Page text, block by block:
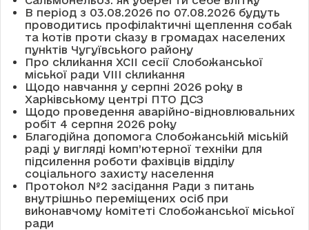
В період з 03.08.2026 по 07.08.2026 будуть
проводитись профілактичні щеплення собак
та котів проти сказу в громадах населених
пунктів Чугуївського району
Про скликання XCII сесії Слобожанської
міської ради VIII скликання
Щодо навчання у серпні 2026 року в
Харківському центрі ПТО ДСЗ
Щодо проведення аварійно-відновлювальних
робіт 4 серпня 2026 року
Благодійна допомога Слобожанській міській
раді у вигляді комп’ютерної техніки для
підсилення роботи фахівців відділу
соціального захисту населення
Протокол №2 засідання Ради з питань
внутрішньо переміщених осіб при
виконавчому комітеті Слобожанської міської
ради